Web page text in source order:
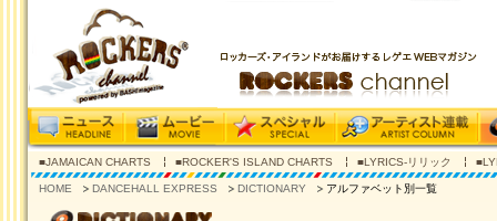
■JAMAICAN CHARTS ■ROCKER'S ISLAND CHARTS ■LYRICS-リリック
HOME DANCEHALL EXPRESS DICTIONARY アルファベット別一覧